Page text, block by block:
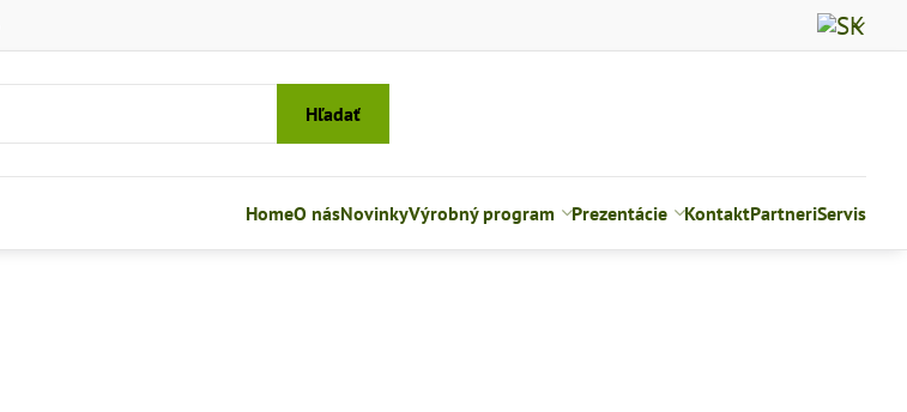
Hľadať
HomeO násNovinkyVýrobný program Prezentácie KontaktPartneriServis